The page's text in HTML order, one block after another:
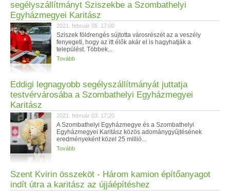
segélyszállítmányt Sziszekbe a Szombathelyi
Egyházmegyei Karitász
2021. február 05. 17:00
Sziszek földrengés sújtotta városrészét az a veszély
fenyegeti, hogy az itt élők akár el is hagyhatják a
települést. Többek...
Tovább
Eddigi legnagyobb segélyszállítmányát juttatja
testvérvárosába a Szombathelyi Egyházmegyei
Karitász
2021. február 03. 17:20
A Szombathelyi Egyházmegye és a Szombathelyi
Egyházmegyei Karitász közös adománygyűjtésének
eredményeként közel 25 millió...
Tovább
Szent Kvirin összeköt - Három kamion építőanyagot
indít útra a karitász az újjáépítéshez